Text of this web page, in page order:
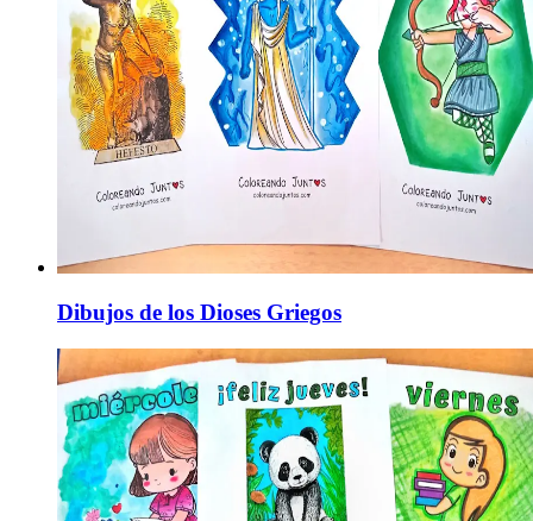
Dibujos de los Dioses Griegos